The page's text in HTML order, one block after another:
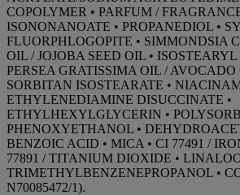
COPOLYMER • PARFUM /
ISONONANOATE • PROPANEDIOL •
FLUORPHLOGOPITE • SIMMONDSIA
OIL / JOJOBA SEED OIL • ISOSTEARYL
PERSEA GRATISSIMA OIL / AVOCADO
SORBITAN ISOSTEARATE •
ETHYLENEDIAMINE DISUCCINATE •
ETHYLHEXYLGLYCERIN •
PHENOXYETHANOL •
BENZOIC ACID • MICA • CI 77491 /
77891 / TITANIUM DIOXIDE •
TRIMETHYLBENZENEPROPANOL •
N70085472/1).